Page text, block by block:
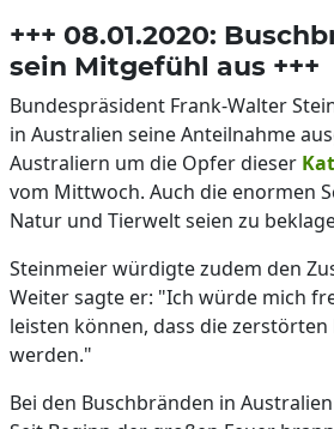
+++ 08.01.2020:
sein Mitgefühl aus +++
Bundespräsident Frank-Walter
in Australien seine Anteilnahme
Australiern um die Opfer dieser
vom Mittwoch. Auch die enormen
Natur und Tierwelt seien zu
Steinmeier würdigte zudem den
Weiter sagte er: "Ich würde mich
leisten können, dass die
werden."
Bei den Buschbränden in